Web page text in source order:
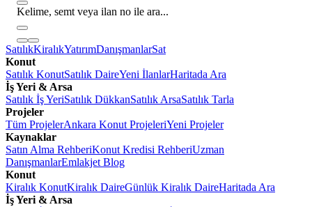
Kelime, semt veya ilan no ile ara...
SatılıkKiralıkYatırımDanışmanlarSat
Konut
Satılık KonutSatılık DaireYeni İlanlarHaritada Ara
İş Yeri & Arsa
Satılık İş YeriSatılık DükkanSatılık ArsaSatılık Tarla
Projeler
Tüm ProjelerAnkara Konut ProjeleriYeni Projeler
Kaynaklar
Satın Alma RehberiKonut Kredisi RehberiUzman
DanışmanlarEmlakjet Blog
Konut
Kiralık KonutKiralık DaireGünlük Kiralık DaireHaritada Ara
İş Yeri & Arsa